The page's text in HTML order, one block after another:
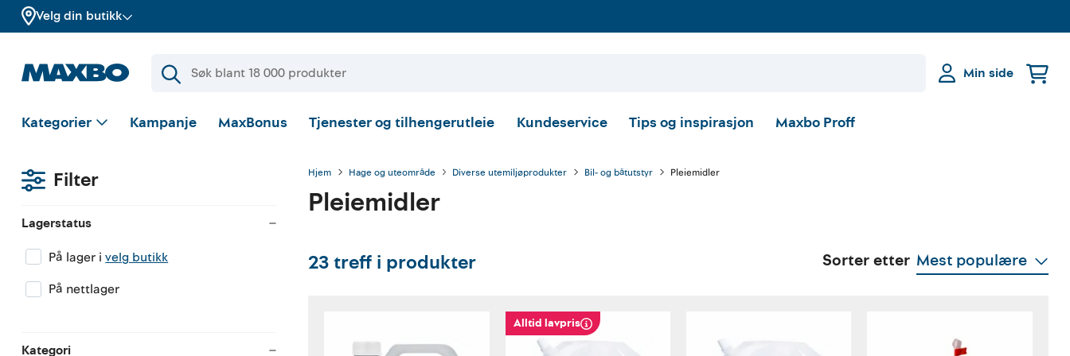
Velg din butikk
Min side
Kategorier Kampanje MaxBonus Tjenester og tilhengerutleie Kundeservice Tips og inspirasjon Maxbo Proff
Filter
Lagerstatus
På lager ivelg butikk
På nettlager
Kategori
Hjem Hage og uteområde Diverse utemiljøprodukter Bil- og båtutstyr Pleiemidler
Pleiemidler
23treff i produkter Sorter etter Mest populære
Alltid lavpris